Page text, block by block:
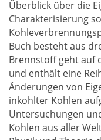
Überblick über die
Charakterisierung
Buch besteht aus
Brennstoff geht auf
und enthält eine
Änderungen von
inkohlter Kohlen
Untersuchungen
Kohlen aus aller